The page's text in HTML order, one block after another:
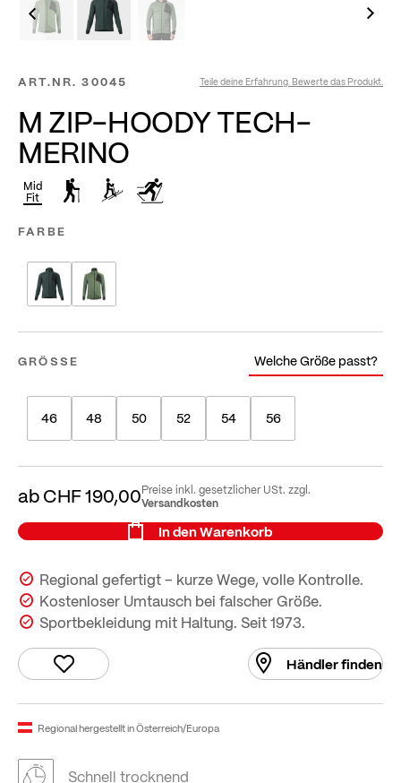
ART.NR. 30045 Teile deine Erfahrung. Bewerte das Produkt.
M ZIP-HOODY TECH-
MERINO
Mid
Fit
FARBE
GRÖSSE Welche Größe passt?
46 48 50 52 54 56
abCHF 190,00Preise inkl. gesetzlicher USt. zzgl.
Versandkosten
In den Warenkorb
Regional gefertigt – kurze Wege, volle Kontrolle.
Kostenloser Umtausch bei falscher Größe.
Sportbekleidung mit Haltung. Seit 1973.
Händler finden
Regional hergestellt in Österreich/Europa
Schnell trocknend